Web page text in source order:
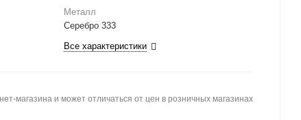
Металл
Серебро 333
Все характеристики
магазина и может отличаться от цен в розничных магазинах